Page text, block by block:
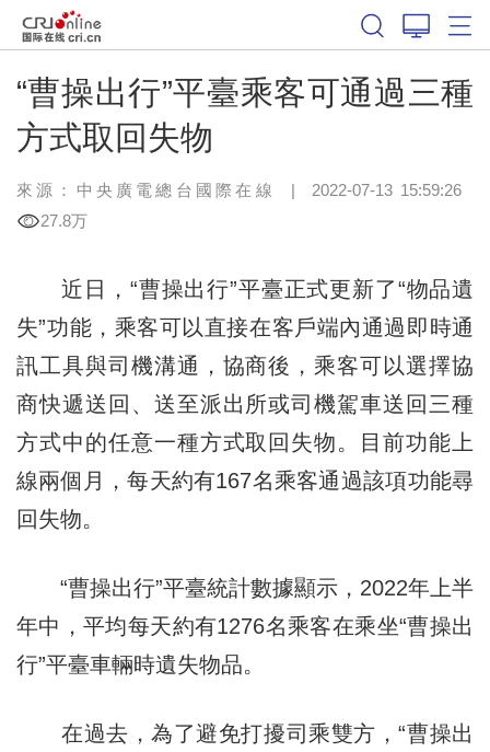
“曹操出行”平臺乘客可通過三種
方式取回失物
來源：中央廣電總台國際在線 | 2022-07-13 15:59:26
27.8万
近日，“曹操出行”平臺正式更新了“物品遺
失”功能，乘客可以直接在客戶端內通過即時通
訊工具與司機溝通，協商後，乘客可以選擇協
商快遞送回、送至派出所或司機駕車送回三種
方式中的任意一種方式取回失物。目前功能上
線兩個月，每天約有167名乘客通過該項功能尋
回失物。
“曹操出行”平臺統計數據顯示，2022年上半
年中，平均每天約有1276名乘客在乘坐“曹操出
行”平臺車輛時遺失物品。
在過去，為了避免打擾司乘雙方，“曹操出